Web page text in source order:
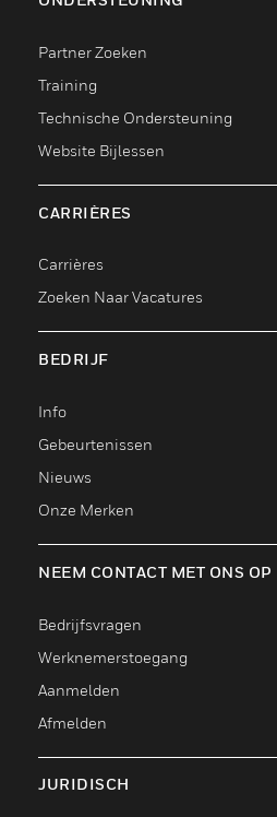
toggle view
Partner Zoeken
Training
Technische Ondersteuning
Website Bijlessen
CARRIÈRES
toggle view
Carrières
Zoeken Naar Vacatures
BEDRIJF
toggle view
Info
Gebeurtenissen
Nieuws
Onze Merken
NEEM CONTACT MET ONS OP
toggle view
Bedrijfsvragen
Werknemerstoegang
Aanmelden
Afmelden
JURIDISCH